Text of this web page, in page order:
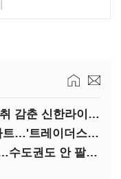
업계 최초라더니…슬그머니 자취 감춘 신한라이프 ‘상속증여연구소’
홈플러스와 달리 잘나가는 이마트…'트레이더스 삼성카드' 주목
저축은행 PF 매각 대형사 쏠림…수도권도 안 팔린다